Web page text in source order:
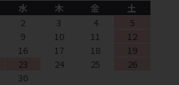
水 木 金
土
2 3 4
5
9 10 11
12
16 17 18
19
23 24 25
26
30